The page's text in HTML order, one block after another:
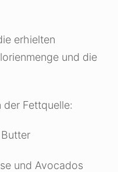
erhielten
und die
der Fettquelle:
und Avocados